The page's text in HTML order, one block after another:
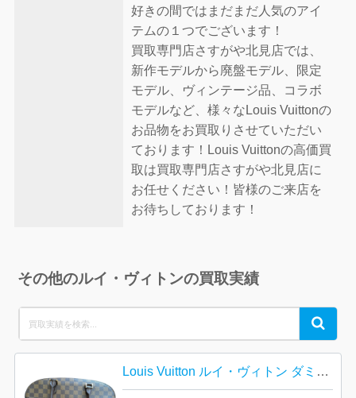
好きの間ではまだまだ人気のアイ
テムの１つでございます！
買取専門店さすがや北見店では、
新作モデルから廃盤モデル、限定
モデル、ヴィンテージ品、コラボ
モデルなど、様々なLouis Vuittonの
お品物をお買取りさせていただい
ております！Louis Vuittonの高価買
取は買取専門店さすがや北見店に
お任せください！皆様のご来店を
お待ちしております！
その他のルイ・ヴィトンの買取実績
for:
Search
Louis Vuitton ルイ・ヴィトン ダミエ・エベヌ キャンバス